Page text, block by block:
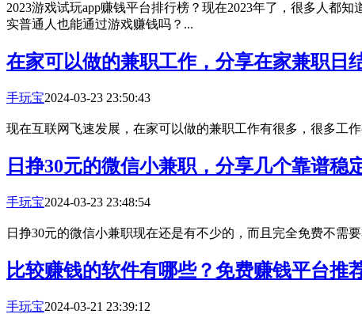
2023游戏试玩app赚钱平台排行榜？现在2023年了，很多人都
实普通人也能通过游戏赚钱吗？...
在家可以做的兼职工作，分享在家兼职日
手玩宝2024-03-23 23:50:43
现在互联网飞速发展，在家可以做的兼职工作有很多，很多工
日挣30元的微信小兼职，分享几个靠谱稳
手玩宝2024-03-23 23:48:54
日挣30元的微信小兼职现在还是有不少的，而且完全免费不需
比较赚钱的软件有哪些？免费赚钱平台推
手玩宝2024-03-21 23:39:12